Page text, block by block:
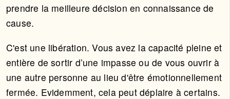
prendre la meilleure décision en connaissance de
cause.
C'est une libération. Vous avez la capacité pleine et
entière de sortir d’une impasse ou de vous ouvrir à
une autre personne au lieu d'être émotionnellement
fermée. Evidemment, cela peut déplaire à certains.